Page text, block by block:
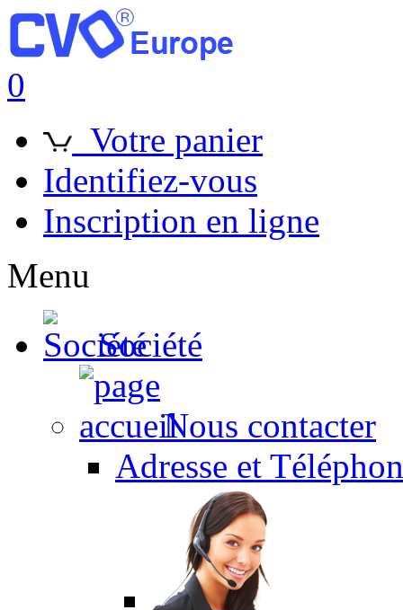
0
Votre panier
Identifiez-vous
Inscription en ligne
Menu
Société
Nous contacter
Adresse et